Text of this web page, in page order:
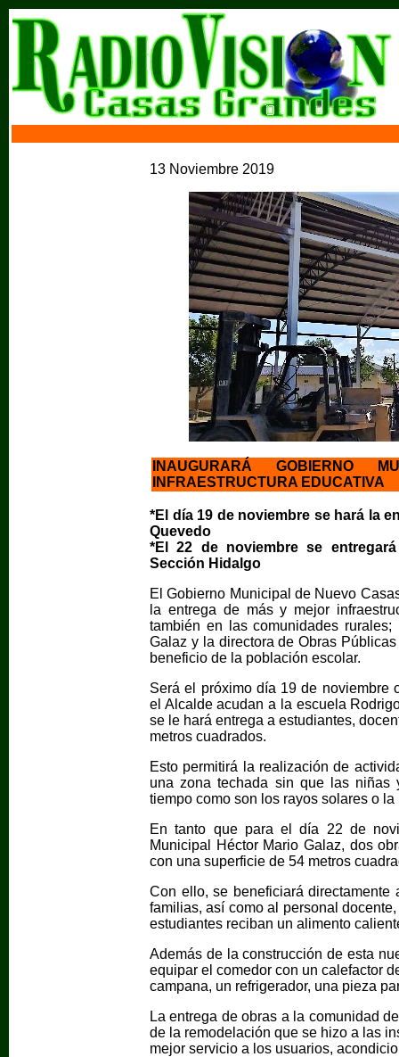
13 Noviembre 2019
INAUGURARÁ GOBIERNO
INFRAESTRUCTURA EDUCATIVA
*El día 19 de noviembre se hará la
Quevedo
*El 22 de noviembre se
Sección Hidalgo
El Gobierno Municipal de Nuevo
la entrega de más y mejor
también en las comunidades
Galaz y la directora de Obras
beneficio de la población escolar.
Será el próximo día 19 de noviembre
el Alcalde acudan a la escuela
se le hará entrega a estudiantes,
metros cuadrados.
Esto permitirá la realización de
una zona techada sin que las niñas
tiempo como son los rayos solares o la
En tanto que para el día 22 de
Municipal Héctor Mario Galaz, dos
con una superficie de 54 metros
Con ello, se beneficiará
familias, así como al personal
estudiantes reciban un alimento
Además de la construcción de esta
equipar el comedor con un calefactor
campana, un refrigerador, una pieza
La entrega de obras a la comunidad
de la remodelación que se hizo a las
mejor servicio a los usuarios,